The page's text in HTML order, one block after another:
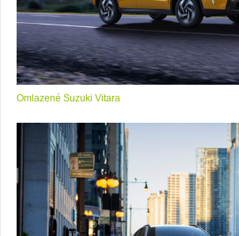
Omlazené Suzuki Vitara